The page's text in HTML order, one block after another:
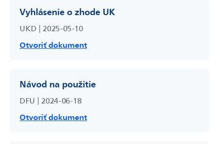
Vyhlásenie o zhode UK
UKD | 2025-05-10
Otvoriť dokument
Návod na použitie
DFU | 2024-06-18
Otvoriť dokument